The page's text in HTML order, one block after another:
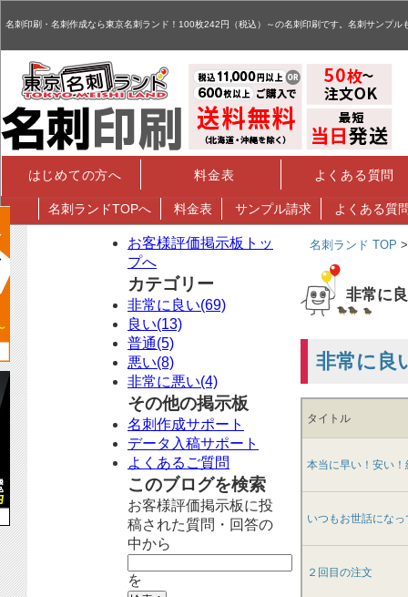
名刺印刷・名刺作成なら東京名刺ランド！100枚242円（税込）～の名刺印刷です。名刺サンプル
はじめての方へ 料金表 よくある質問
名刺 ランドTOPへ 料金表 サンプル請求 よくある質
名刺ランド TOP
非常に
非常に良
タイトル
本当に早い！安い！
いつもお世話にな
２回目の注文
お客様評価掲示板トッ
プへ
カテゴリー
非常に良い(69)
良い(13)
普通(5)
悪い(8)
非常に悪い(4)
その他の掲示板
名刺作成サポート
データ入稿サポート
よくあるご質問
このブログを検索
お客様評価掲示板に投
稿された質問・回答の
中から
を